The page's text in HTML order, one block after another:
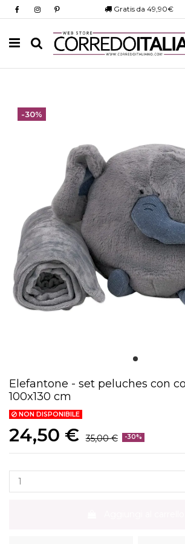
Gratis da 49,90€
-30%
Elefantone - set peluches con
100x130 cm
NON DISPONIBILE
24,50 € 35,00 € -30%